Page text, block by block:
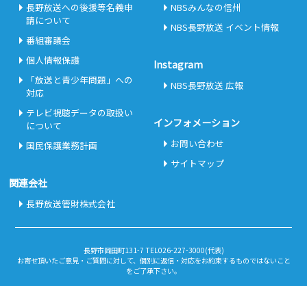
長野放送への後援等名義申
請について
番組審議会
個人情報保護
「放送と青少年問題」への
対応
テレビ視聴データの取扱い
について
国民保護業務計画
関連会社
長野放送管財株式会社
NBSみんなの信州
NBS長野放送 イベント情報
Instagram
NBS長野放送 広報
インフォメーション
お問い合わせ
サイトマップ
長野市岡田町131-7 TEL026-227-3000(代表)
お寄せ頂いたご意見・ご質問に対して、個別に返信・対応をお約束するものではないこと
をご了承下さい。